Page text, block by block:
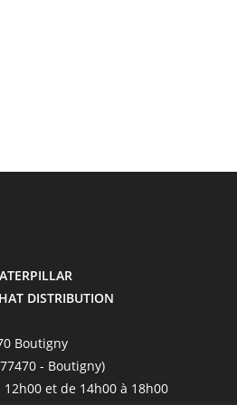
DISTRIBUTION
Boutigny
- Boutigny)
et de 14h00 à 18h00